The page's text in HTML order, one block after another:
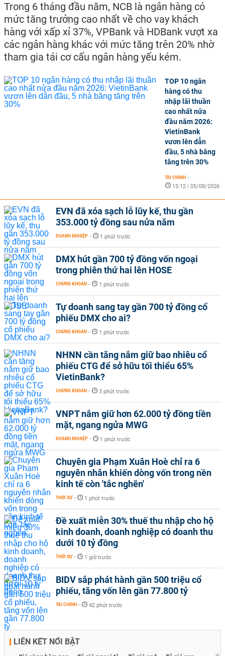
Trong 6 tháng đầu năm, NCB là ngân hàng có
mức tăng trưởng cao nhất về cho vay khách
hàng với xấp xỉ 37%, VPBank và HDBank vượt xa
các ngân hàng khác với mức tăng trên 20% nhờ
tham gia tái cơ cấu ngân hàng yếu kém.
TOP 10 ngân
hàng có thu
nhập lãi thuần
cao nhất nửa
đầu năm 2026:
VietinBank
vươn lên dẫn
đầu, 5 nhà băng
tăng trên 30%
TÀI CHÍNH -
15:12 | 05/08/2026
EVN đã xóa sạch lỗ lũy kế, thu gần
353.000 tỷ đồng sau nửa năm
DOANH NGHIỆP - 1 phút trước
DMX hút gần 700 tỷ đồng vốn ngoại
trong phiên thứ hai lên HOSE
CHỨNG KHOÁN - 1 phút trước
Tự doanh sang tay gần 700 tỷ đồng cổ
phiếu DMX cho ai?
CHỨNG KHOÁN - 1 phút trước
NHNN cần tăng nắm giữ bao nhiêu cổ
phiếu CTG để sở hữu tối thiểu 65%
VietinBank?
CHỨNG KHOÁN - 3 phút trước
VNPT nắm giữ hơn 62.000 tỷ đồng tiền
mặt, ngang ngửa MWG
DOANH NGHIỆP - 1 phút trước
Chuyên gia Phạm Xuân Hoè chỉ ra 6
nguyên nhân khiến dòng vốn trong nền
kinh tế còn 'tắc nghẽn'
THỜI SỰ - 1 phút trước
Đề xuất miễn 30% thuế thu nhập cho hộ
kinh doanh, doanh nghiệp có doanh thu
dưới 10 tỷ đồng
THỜI SỰ - 1 giờ trước
BIDV sắp phát hành gần 500 triệu cổ
phiếu, tăng vốn lên gần 77.800 tỷ
TÀI CHÍNH - 42 phút trước
LIÊN KẾT NỔI BẬT